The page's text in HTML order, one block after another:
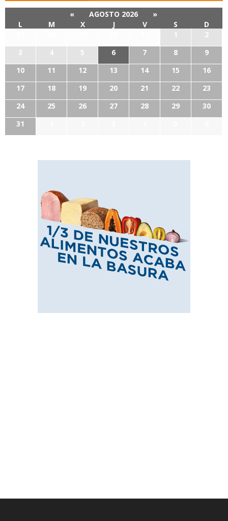
« AGOSTO 2026
»
L
M X J V S
D
1
2
3
4 5 6 7 8
9
10
11 12 13 14 15
16
17
18 19 20 21 22
23
24
25 26 27 28 29
30
31